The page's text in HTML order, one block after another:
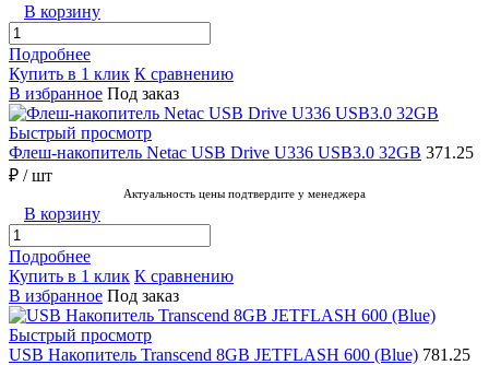
В корзину
Подробнее
Купить в 1 клик К сравнению
В избранное Под заказ
Быстрый просмотр
Флеш-накопитель Netac USB Drive U336 USB3.0 32GB 371.25
₽ / шт
Актуальность цены подтвердите у менеджера
В корзину
Подробнее
Купить в 1 клик К сравнению
В избранное Под заказ
Быстрый просмотр
USB Накопитель Transcend 8GB JETFLASH 600 (Blue) 781.25